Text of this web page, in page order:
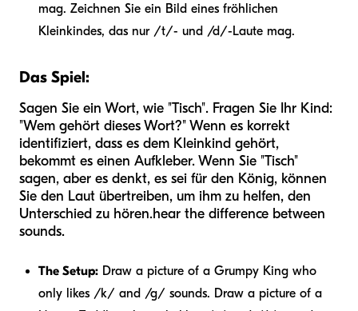
mag. Zeichnen Sie ein Bild eines fröhlichen
Kleinkindes, das nur /t/- und /d/-Laute mag.
Das Spiel:
Sagen Sie ein Wort, wie "Tisch". Fragen Sie Ihr Kind:
"Wem gehört dieses Wort?" Wenn es korrekt
identifiziert, dass es dem Kleinkind gehört,
bekommt es einen Aufkleber. Wenn Sie "Tisch"
sagen, aber es denkt, es sei für den König, können
Sie den Laut übertreiben, um ihm zu helfen, den
Unterschied zu hören.hear the difference between
sounds.
The Setup: Draw a picture of a Grumpy King who
only likes /k/ and /g/ sounds. Draw a picture of a